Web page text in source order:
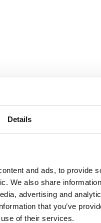
Details
and ads, to provide
We also share
advertising and
that you’ve
of their services.